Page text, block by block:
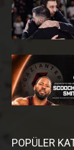
POPÜLER